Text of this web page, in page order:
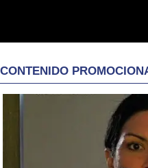
CONTENIDO